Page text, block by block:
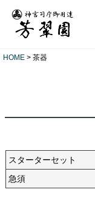
HOME 茶器
スターターセット
急須